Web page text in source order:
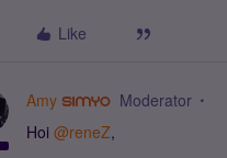
Like
Amy Moderator
Hoi @reneZ,